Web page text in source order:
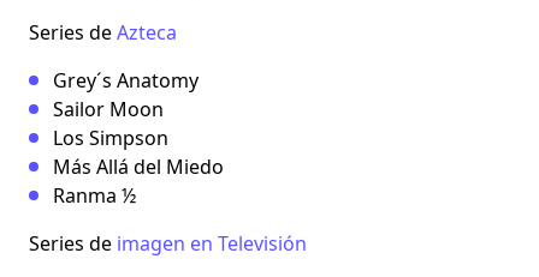
Series deAzteca
Grey´s Anatomy
Sailor Moon
Los Simpson
Más Allá del Miedo
Ranma ½
Series de imagen en Televisión